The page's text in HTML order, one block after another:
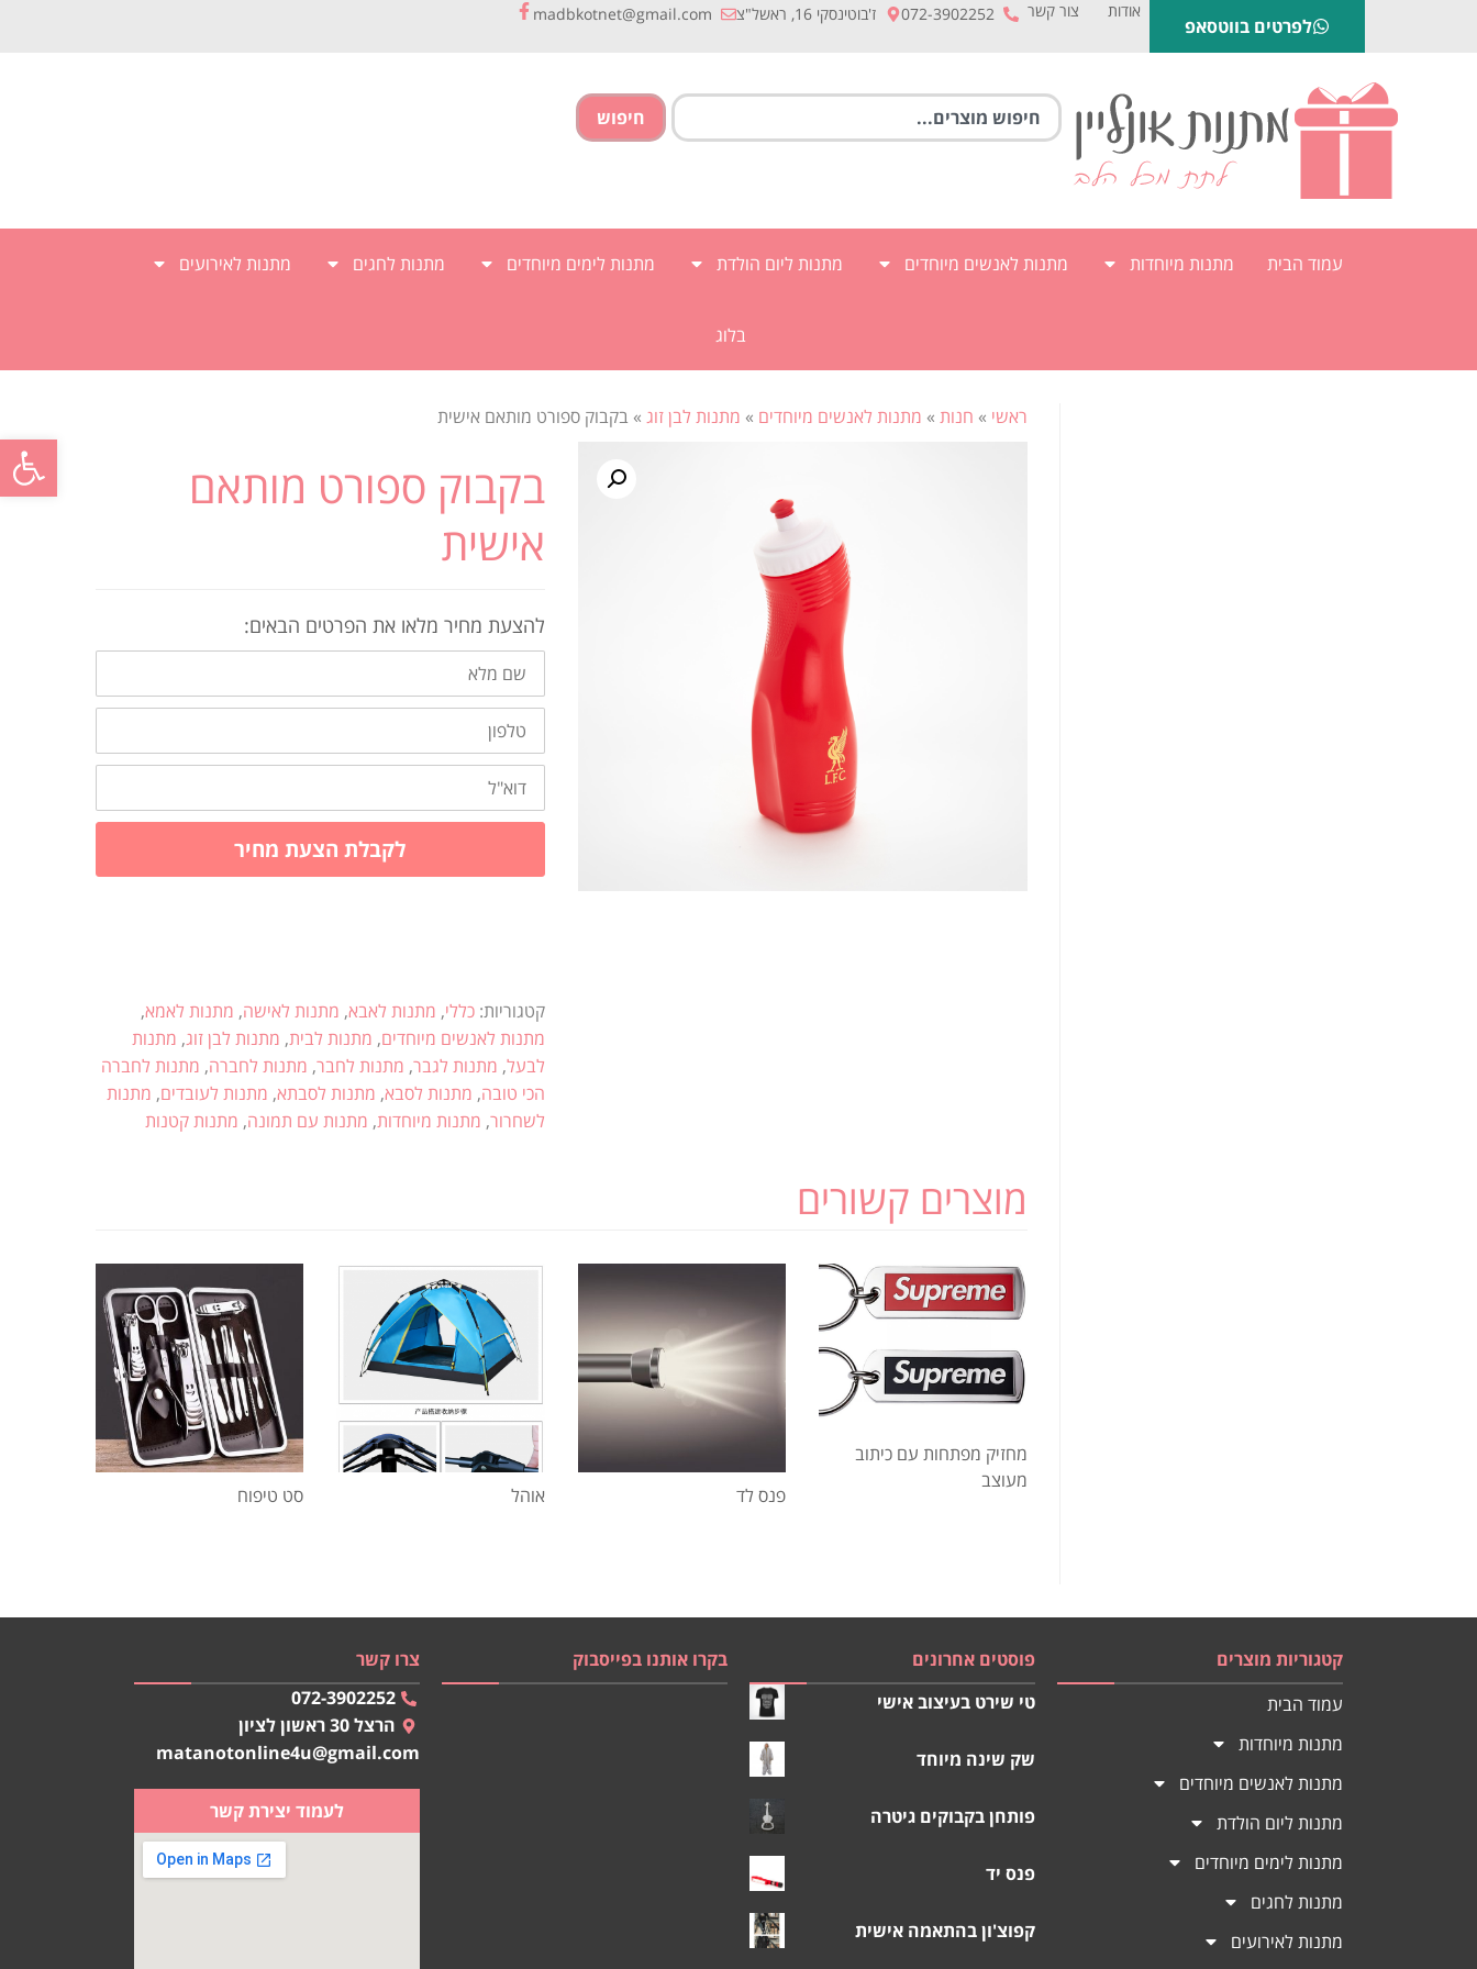
פתח
אודות צור קשר 072-3902252 ז'בוטינסקי 16, ראשל"צ madbkotnet@gmail.com
לפרטים בווטסאפ
חיפוש
עמוד הבית מתנות מיוחדות מתנות לאנשים מיוחדים מתנות ליום הולדת מתנות לימים מיוחדים מתנות לחגים מתנות לאירועים
בלוג
ראשי » חנות » מתנות לאנשים מיוחדים » מתנות לבן זוג » בקבוק ספורט מותאם אישית
בקבוק ספורט מותאם
אישית
להצעת מחיר מלאו את הפרטים הבאים:
שם
מלא
טלפון
דוא"ל
לקבלת הצעת מחיר
קטגוריות:כללי, מתנות לאבא, מתנות לאישה, מתנות לאמא,
מתנות לאנשים מיוחדים, מתנות לבית, מתנות לבן זוג, מתנות
לבעל, מתנות לגבר, מתנות לחבר, מתנות לחברה, מתנות לחברה
הכי טובה, מתנות לסבא, מתנות לסבתא, מתנות לעובדים, מתנות
לשחרור, מתנות מיוחדות, מתנות עם תמונה, מתנות קטנות
מוצרים קשורים
מחזיק מפתחות עם כיתוב
מעוצב
פנס לד אוהל סט טיפוח
קטגוריות מוצרים
עמוד הבית
מתנות מיוחדות
מתנות לאנשים מיוחדים
מתנות ליום הולדת
מתנות לימים מיוחדים
מתנות לחגים
מתנות לאירועים
פוסטים אחרונים
טי שירט בעיצוב אישי
שק שינה מיוחד
פותחן בקבוקים גיטרה
פנס יד
קפוצ'ון בהתאמה אישית
בקרו אותנו בפייסבוק
צרו קשר
072-3902252
הרצל 30 ראשון לציון
matanotonline4u@gmail.com
לעמוד יצירת קשר